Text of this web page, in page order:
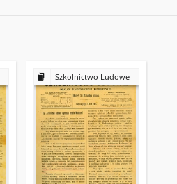
Szkolnictwo Ludowe